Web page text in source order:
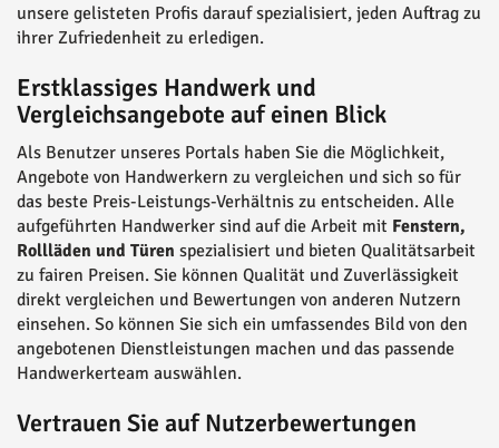
unsere gelisteten Profis darauf spezialisiert, jeden Auftrag zu
ihrer Zufriedenheit zu erledigen.
Erstklassiges Handwerk und
Vergleichsangebote auf einen Blick
Als Benutzer unseres Portals haben Sie die Möglichkeit,
Angebote von Handwerkern zu vergleichen und sich so für
das beste Preis-Leistungs-Verhältnis zu entscheiden. Alle
aufgeführten Handwerker sind auf die Arbeit mit Fenstern,
Rollläden und Türen spezialisiert und bieten Qualitätsarbeit
zu fairen Preisen. Sie können Qualität und Zuverlässigkeit
direkt vergleichen und Bewertungen von anderen Nutzern
einsehen. So können Sie sich ein umfassendes Bild von den
angebotenen Dienstleistungen machen und das passende
Handwerkerteam auswählen.
Vertrauen Sie auf Nutzerbewertungen